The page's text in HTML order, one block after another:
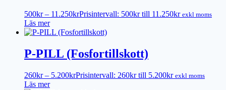
500kr – 11.250krPrisintervall: 500kr till 11.250kr exkl moms
Läs mer
P-PILL (Fosfortillskott)
260kr – 5.200krPrisintervall: 260kr till 5.200kr exkl moms
Läs mer